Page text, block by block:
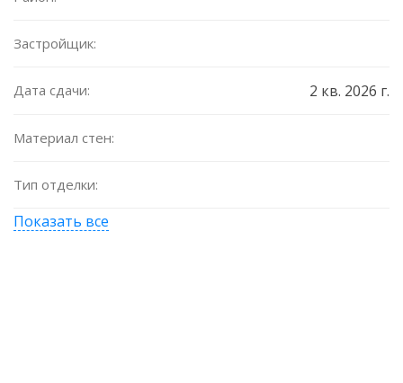
Застройщик:
Дата сдачи: 2 кв. 2026 г.
Материал стен:
Тип отделки:
Показать все